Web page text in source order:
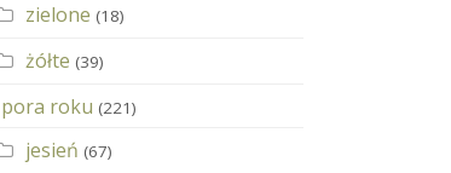
zielone (18)
żółte (39)
pora roku (221)
jesień (67)